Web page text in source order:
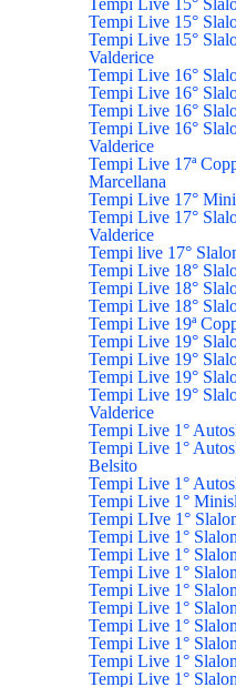
Tempi Live 15°
Tempi Live 15°
Valderice
Tempi Live 16°
Tempi Live 16°
Tempi Live 16°
Tempi Live 16°
Valderice
Tempi Live 17ª
Marcellana
Tempi Live 17°
Tempi Live 17°
Valderice
Tempi live 17°
Tempi Live 18°
Tempi Live 18°
Tempi Live 18°
Tempi Live 19ª
Tempi Live 19°
Tempi Live 19°
Tempi Live 19°
Tempi Live 19°
Valderice
Tempi Live 1°
Tempi Live 1°
Belsito
Tempi Live 1°
Tempi Live 1°
Tempi LIve 1°
Tempi Live 1°
Tempi Live 1°
Tempi Live 1°
Tempi Live 1°
Tempi Live 1°
Tempi Live 1°
Tempi Live 1°
Tempi Live 1°
Tempi Live 1°